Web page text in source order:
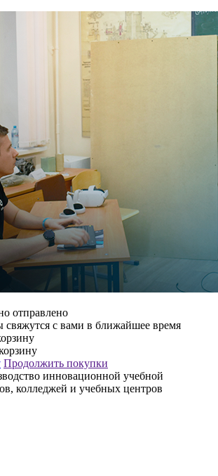
отправлено
с вами в ближайшее время
Продолжить покупки
инновационной учебной
колледжей и учебных центров